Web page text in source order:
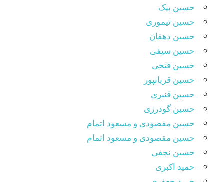
حسین بیک
حسین تیموری
حسین دهقان
حسین سیفی
حسین فتحی
حسین قربانپور
حسین قنبری
حسین گودرزی
حسین مقصودى و مسعود اتمام
حسین مقصودی و مسعود اتمام
حسین نجفی
حمید اکبری